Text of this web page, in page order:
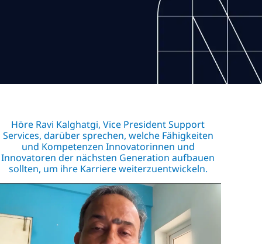
Höre Ravi Kalghatgi, Vice President Support
Services, darüber sprechen, welche Fähigkeiten
und Kompetenzen Innovatorinnen und
Innovatoren der nächsten Generation aufbauen
sollten, um ihre Karriere weiterzuentwickeln.